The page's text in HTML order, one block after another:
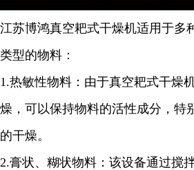
江苏博鸿真空耙式干燥机适用于多
类型的物料：
1.热敏性物料：由于真空耙式干燥
燥，可以保持物料的活性成分，特
的干燥。
2.膏状、糊状物料：该设备通过搅